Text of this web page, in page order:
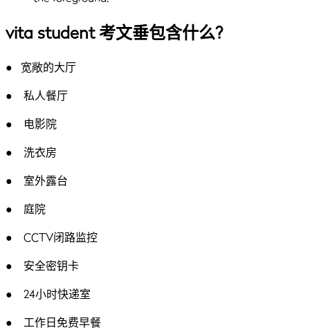
vita student 考文垂包含什么?
● 宽敞的大厅
● 私人餐厅
● 电影院
● 洗衣房
● 室外露台
● 庭院
● CCTV闭路监控
● 安全密钥卡
● 24小时快递室
● 工作日免费早餐